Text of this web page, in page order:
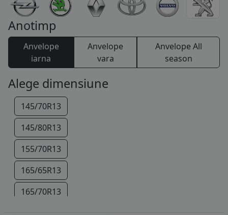
TRAVELLER
Anotimp
Anvelope
iarna
Anvelope
vara
Anvelope All
season
Alege dimensiune
145/70R13
145/80R13
155/70R13
165/65R13
165/70R13